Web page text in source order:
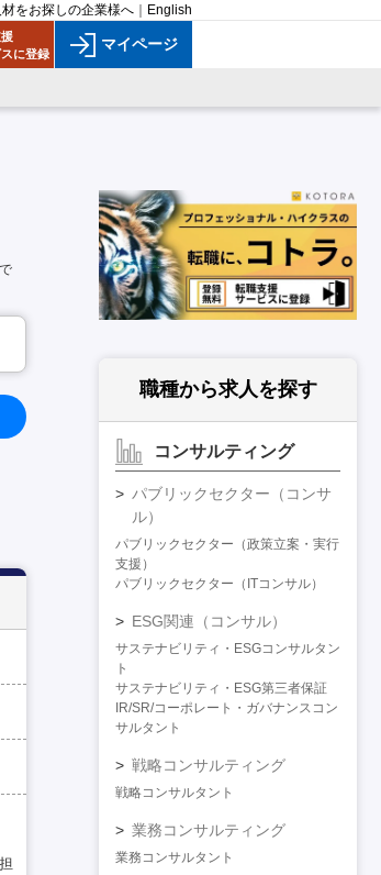
材をお探しの企業様へ English
に登録
マイページ
職種から求人を探す
コンサルティング
パブリックセクター（コンサ
ル）
パブリックセクター（政策立案・実行
支援）
パブリックセクター（ITコンサル）
ESG関連（コンサル）
サステナビリティ・ESGコンサルタン
ト
サステナビリティ・ESG第三者保証
IR/SR/コーポレート・ガバナンスコン
サルタント
戦略コンサルティング
戦略コンサルタント
業務コンサルティング
業務コンサルタント